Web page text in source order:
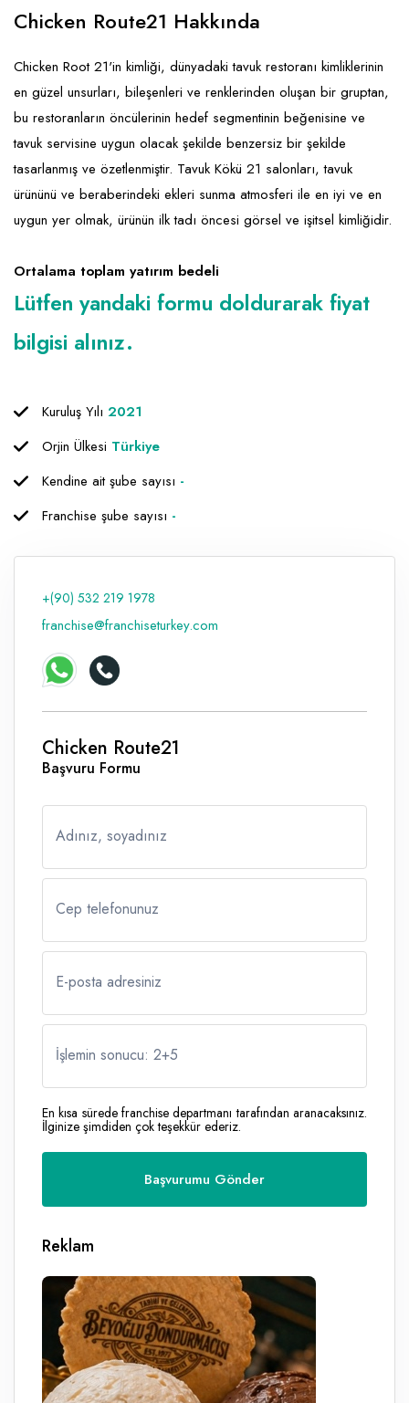
Sağlık Güzellik
Turizm - Eğlence
Mobilya ve Ev Tekstili
Oyuncak ve Hediyelik
Takı
Yapı Malzemesi - Hırdavat
Gıda ve Sarf Malzemeleri
Güvenlik - Temizlik
Giyim - Aksesuar
Hukuk - Marka - Patent ve Tercüme
Isıtma - Soğutma ve Havalandırma
Mali Kayıt ve Denetim
Matbaa - Fotoğraf
Proje - İnşaat ve Tesisat
Raf ve Depo Sistemleri
Reklam - Tanıtım - PR ve İnternet
Seyahat - Rent A Car
Chicken Route21 Hakkında
Chicken Root 21'in kimliği, dünyadaki tavuk restoranı kimliklerinin
en güzel unsurları, bileşenleri ve renklerinden oluşan bir gruptan,
bu restoranların öncülerinin hedef segmentinin beğenisine ve
tavuk servisine uygun olacak şekilde benzersiz bir şekilde
tasarlanmış ve özetlenmiştir. Tavuk Kökü 21 salonları, tavuk
ürününü ve beraberindeki ekleri sunma atmosferi ile en iyi ve en
uygun yer olmak, ürünün ilk tadı öncesi görsel ve işitsel kimliğidir.
Ortalama toplam yatırım bedeli
Lütfen yandaki formu doldurarak fiyat
bilgisi alınız.
Kuruluş Yılı 2021
Orjin Ülkesi Türkiye
Kendine ait şube sayısı -
Franchise şube sayısı -
+(90) 532 219 1978
franchise@franchiseturkey.com
Chicken Route21
Başvuru Formu
Adınız, soyadınız
Cep telefonunuz
E-posta adresiniz
İşlemin sonucu: 2+5
En kısa sürede franchise departmanı tarafından aranacaksınız.
İlginize şimdiden çok teşekkür ederiz.
Reklam